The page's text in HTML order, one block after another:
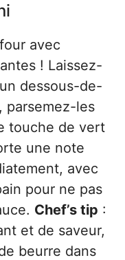
avec
! Laissez-
dessous-de-
parsemez-les
touche de vert
une note
avec
pour ne pas
Chef’s tip :
et de saveur,
beurre dans